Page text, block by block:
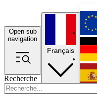
Open sub
navigation
Recherche
Français